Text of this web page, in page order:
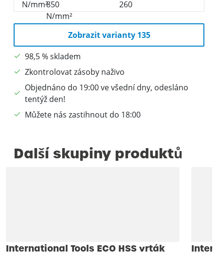
Zobrazit varianty 135
98,5 % skladem
Zkontrolovat zásoby naživo
Objednáno do 19:00 ve všední dny, odesláno
tentýž den!
Můžete nás zastihnout do 18:00
Další skupiny produktů
International Tools ECO HSS vrták